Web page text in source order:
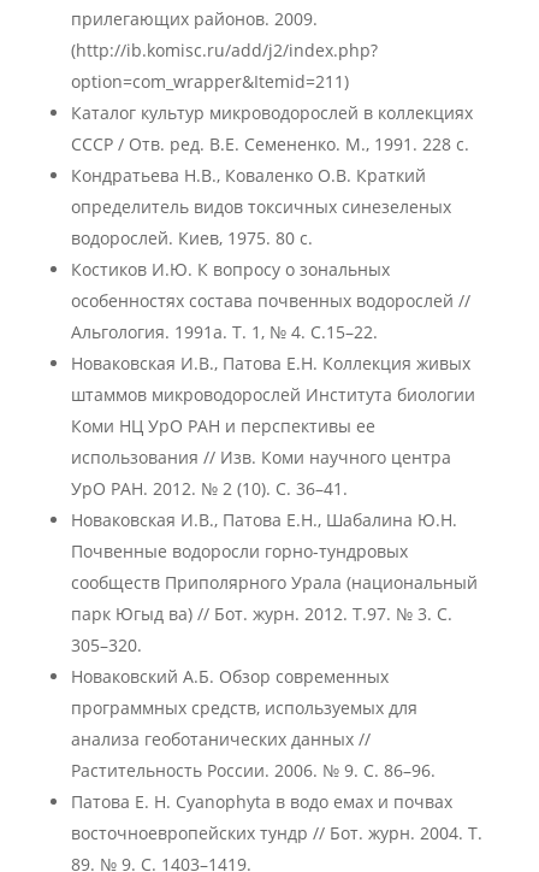
прилегающих районов. 2009.
(http://ib.komisc.ru/add/j2/index.php?
option=com_wrapper&Itemid=211)
Каталог культур микроводорослей в коллекциях
СССР / Отв. ред. В.Е. Семененко. М., 1991. 228 с.
Кондратьева Н.В., Коваленко О.В. Краткий
определитель видов токсичных синезеленых
водорослей. Киев, 1975. 80 с.
Костиков И.Ю. К вопросу о зональных
особенностях состава почвенных водорослей //
Альгология. 1991а. Т. 1, № 4. С.15–22.
Новаковская И.В., Патова Е.Н. Коллекция живых
штаммов микроводорослей Института биологии
Коми НЦ УрО РАН и перспективы ее
использования // Изв. Коми научного центра
УрО РАН. 2012. № 2 (10). С. 36–41.
Новаковская И.В., Патова Е.Н., Шабалина Ю.Н.
Почвенные водоросли горно-тундровых
сообществ Приполярного Урала (национальный
парк Югыд ва) // Бот. журн. 2012. Т.97. № 3. С.
305–320.
Новаковский А.Б. Обзор современных
программных средств, используемых для
анализа геоботанических данных //
Растительность России. 2006. № 9. С. 86–96.
Патова Е. Н. Cyanophyta в водо емах и почвах
восточноевропейских тундр // Бот. журн. 2004. Т.
89. № 9. С. 1403–1419.